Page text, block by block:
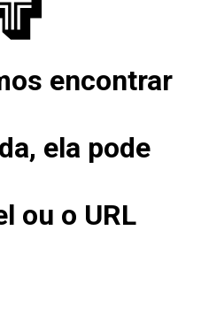
encontrar
ela pode
ou o URL